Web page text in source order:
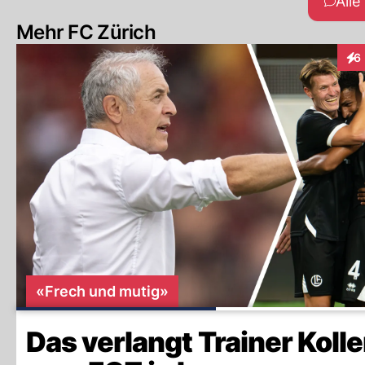
Mehr FC Zürich
6
«Frech und mutig»
Das verlangt Trainer